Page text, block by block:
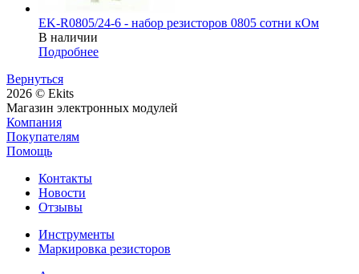
EK-R0805/24-6 - набор резисторов 0805 сотни кОм
В наличии
Подробнее
Вернуться
2026 © Ekits
Магазин электронных модулей
Компания
Покупателям
Помощь
Контакты
Новости
Отзывы
Инструменты
Маркировка резисторов